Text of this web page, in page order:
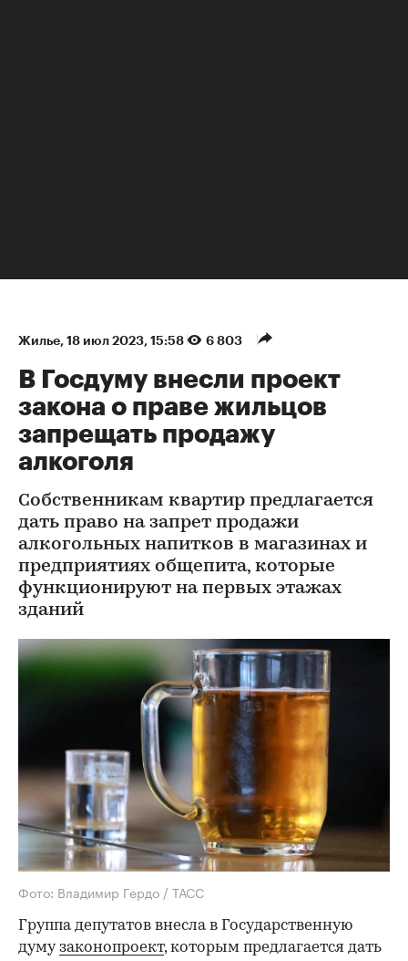
Жилье⁠, 18 июл 2023, 15:58 6 803
В Госдуму внесли проект
закона о праве жильцов
запрещать продажу
алкоголя
Собственникам квартир предлагается
дать право на запрет продажи
алкогольных напитков в магазинах и
предприятиях общепита, которые
функционируют на первых этажах
зданий
Фото: Владимир Гердо / ТАСС
Группа депутатов внесла в Государственную
думузаконопроект, которым предлагается дать